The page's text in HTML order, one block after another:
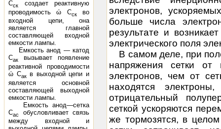
Сск
создает реак­тивную
проводимость ώ Сскво
входной цепи, она
является главной
составляющей входной
емкости лампы.
Емкость анод — катод
Сак
вызывает появле­ние
реактивной проводимости
ώ Сакв выходной цепи и
является основной
составляющей выходной
емкости лампы.
Емкость анод—сетка
Сас
обусловливает связь
между входной и
электронов,
больше числа
результате и
электрического поля
В самом деле, при
напряжения сетки от
электронов, чем от
находятся
отрицательный
сеткой ускоряются
же тормозятся, в